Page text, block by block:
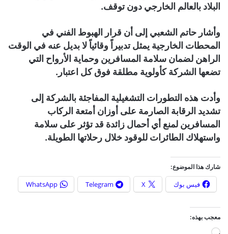
البلاد بالعالم الخارجي دون توقف.
وأشار حاتم الشعبي إلى أن قرار الهبوط الفني في
المحطات الخارجية يمثل تدبيراً وقائياً لا بديل عنه في الوقت
الراهن لضمان سلامة المسافرين وحماية الأرواح التي
تضعها الشركة كأولوية مطلقة فوق كل اعتبار.
وأدت هذه التطورات التشغيلية المفاجئة بالشركة إلى
تشديد الرقابة الصارمة على أوزان أمتعة الركاب
المسافرين لمنع أي أحمال زائدة قد تؤثر على سلامة
واستهلاك الطائرات للوقود خلال رحلاتها الطويلة.
شارك هذا الموضوع:
فيس بوك X
Telegram
WhatsApp
معجب بهذه: